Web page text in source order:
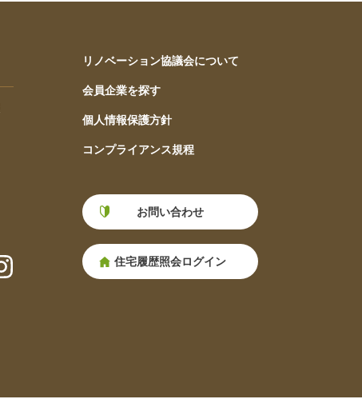
リノベーション協議会について
会員企業を探す
個人情報保護方針
コンプライアンス規程
お問い合わせ
住宅履歴照会ログイン